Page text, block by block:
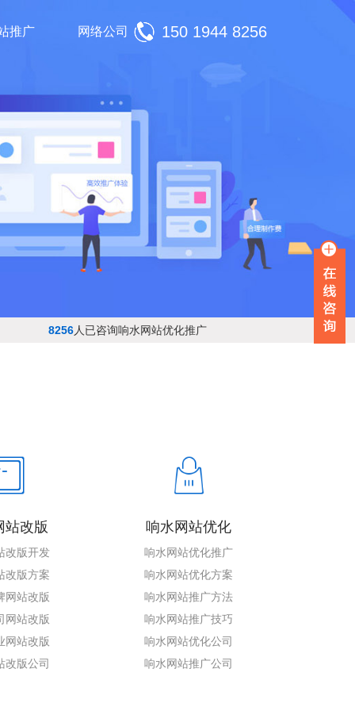
推广 网络公司 150 1944 8256
8256人已咨询响水网站优化推广
站改版
改版开发
改版方案
网站改版
网站改版
网站改版
改版公司
响水网站优化
响水网站优化推广
响水网站优化方案
响水网站推广方法
响水网站推广技巧
响水网站优化公司
响水网站推广公司